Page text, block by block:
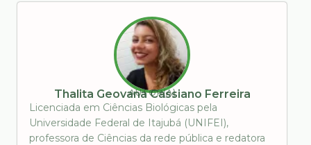
AUTOR(A)
Thalita Geovana Cassiano Ferreira
Licenciada em Ciências Biológicas pela
Universidade Federal de Itajubá (UNIFEI),
professora de Ciências da rede pública e redatora